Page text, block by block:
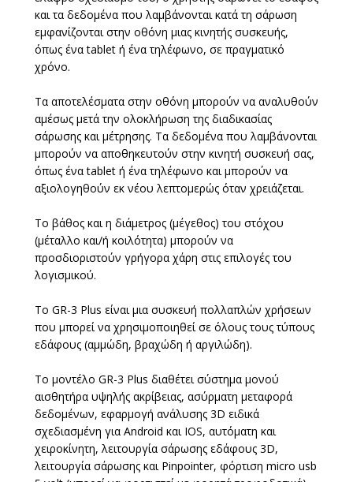
και τα δεδομένα που λαμβάνονται κατά τη σάρωση
εμφανίζονται στην οθόνη μιας κινητής συσκευής,
όπως ένα tablet ή ένα τηλέφωνο, σε πραγματικό
χρόνο.
Τα αποτελέσματα στην οθόνη μπορούν να αναλυθούν
αμέσως μετά την ολοκλήρωση της διαδικασίας
σάρωσης και μέτρησης. Τα δεδομένα που λαμβάνονται
μπορούν να αποθηκευτούν στην κινητή συσκευή σας,
όπως ένα tablet ή ένα τηλέφωνο και μπορούν να
αξιολογηθούν εκ νέου λεπτομερώς όταν χρειάζεται.
Το βάθος και η διάμετρος (μέγεθος) του στόχου
(μέταλλο και/ή κοιλότητα) μπορούν να
προσδιοριστούν γρήγορα χάρη στις επιλογές του
λογισμικού.
Το GR-3 Plus είναι μια συσκευή πολλαπλών χρήσεων
που μπορεί να χρησιμοποιηθεί σε όλους τους τύπους
εδάφους (αμμώδη, βραχώδη ή αργιλώδη).
Το μοντέλο GR-3 Plus διαθέτει σύστημα μονού
αισθητήρα υψηλής ακρίβειας, ασύρματη μεταφορά
δεδομένων, εφαρμογή ανάλυσης 3D ειδικά
σχεδιασμένη για Android και IOS, αυτόματη και
χειροκίνητη, λειτουργία σάρωσης εδάφους 3D,
λειτουργία σάρωσης και Pinpointer, φόρτιση micro usb